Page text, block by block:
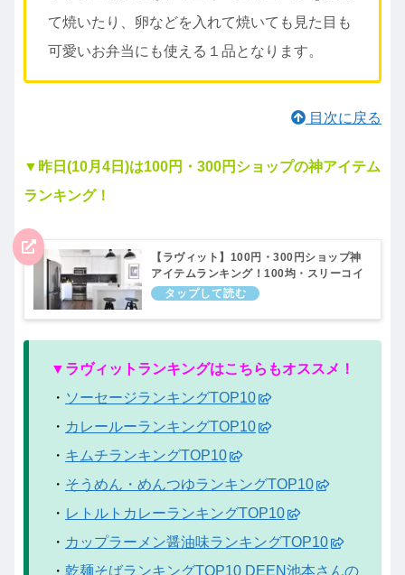
て焼いたり、卵などを入れて焼いても見た目も
可愛いお弁当にも使える１品となります。
目次に戻る
▼昨日(10月4日)は100円・300円ショップの神アイテム
ランキング！
【ラヴィット】100円・300円ショップ神
アイテムランキング！100均・スリーコイ
ンズグッズを厳選！ラビットランキング｜
▼ラヴィットランキングはこちらもオススメ！
・ ソーセージランキングTOP10
・ カレールーランキングTOP10
・ キムチランキングTOP10
・ そうめん・めんつゆランキングTOP10
・ レトルトカレーランキングTOP10
・ カップラーメン醤油味ランキングTOP10
・ 乾麺そばランキングTOP10 DEEN池本さんの